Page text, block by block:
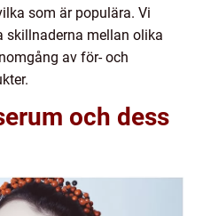
som är populära. Vi
skillnaderna mellan olika
av för- och
och dess